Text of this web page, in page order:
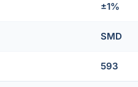
±1%
SMD
593